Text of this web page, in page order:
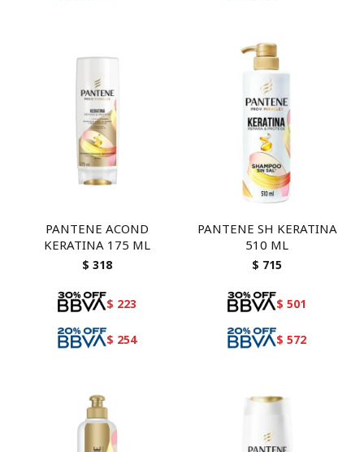
PANTENE ACOND
KERATINA 175 ML
$ 318
$ 223
$ 254
PANTENE SH KERATINA
510 ML
$ 715
$ 501
$ 572